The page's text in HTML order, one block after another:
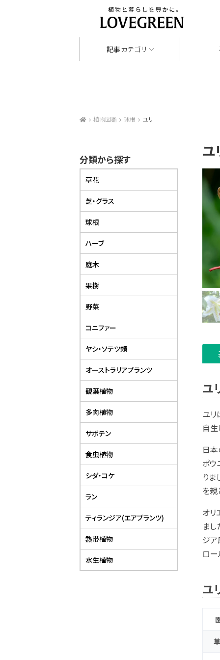
記事カテゴリ
植物図鑑 球根 ユリ
ユ
ユ
ユリ
自生
日
ポウ
りま
を親
オリ
まし
ジア
ロー
ユ
分類から探す
草花
芝・グラス
球根
ハーブ
庭木
果樹
野菜
コニファー
ヤシ・ソテツ類
オーストラリアプランツ
観葉植物
多肉植物
サボテン
食虫植物
シダ・コケ
ラン
ティランジア(エアプランツ)
熱帯植物
水生植物